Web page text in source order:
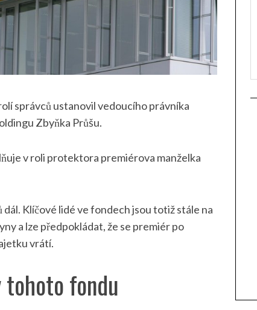
správců ustanovil vedoucího právníka
Zbyňka Průšu.
v roli protektora premiérova manželka
Klíčové lidé ve fondech jsou totiž stále na
a lze předpokládat, že se premiér po
vrátí.
tohoto fondu